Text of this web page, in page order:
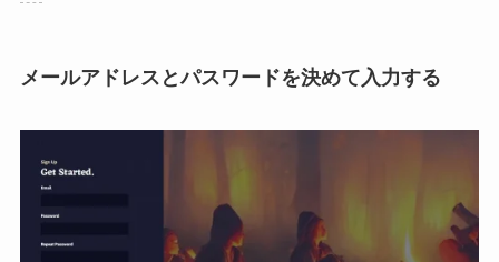
メールアドレスとパスワードを決めて入力する